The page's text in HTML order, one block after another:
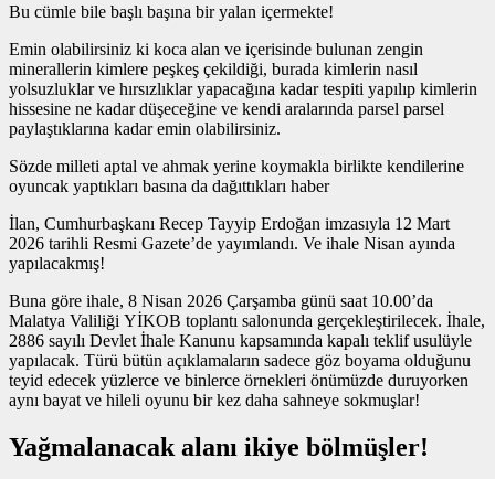
Bu cümle bile başlı başına bir yalan içermekte!
Emin olabilirsiniz ki koca alan ve içerisinde bulunan zengin
minerallerin kimlere peşkeş çekildiği, burada kimlerin nasıl
yolsuzluklar ve hırsızlıklar yapacağına kadar tespiti yapılıp kimlerin
hissesine ne kadar düşeceğine ve kendi aralarında parsel parsel
paylaştıklarına kadar emin olabilirsiniz.
Sözde milleti aptal ve ahmak yerine koymakla birlikte kendilerine
oyuncak yaptıkları basına da dağıttıkları haber
İlan, Cumhurbaşkanı Recep Tayyip Erdoğan imzasıyla 12 Mart
2026 tarihli Resmi Gazete’de yayımlandı. Ve ihale Nisan ayında
yapılacakmış!
Buna göre ihale, 8 Nisan 2026 Çarşamba günü saat 10.00’da
Malatya Valiliği YİKOB toplantı salonunda gerçekleştirilecek. İhale,
2886 sayılı Devlet İhale Kanunu kapsamında kapalı teklif usulüyle
yapılacak. Türü bütün açıklamaların sadece göz boyama olduğunu
teyid edecek yüzlerce ve binlerce örnekleri önümüzde duruyorken
aynı bayat ve hileli oyunu bir kez daha sahneye sokmuşlar!
Yağmalanacak alanı ikiye bölmüşler!